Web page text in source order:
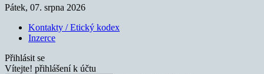
Pátek, 07. srpna 2026
Kontakty / Etický kodex
Inzerce
Přihlásit se
Vítejte! přihlášení k účtu